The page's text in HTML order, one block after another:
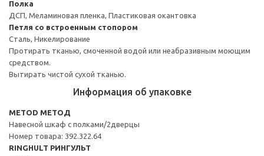
Полка
ДСП, Меламиновая пленка, Пластиковая окантовка
Петля со встроенным стопором
Сталь, Никелирование
Протирать тканью, смоченной водой или неабразивным моющим
средством.
Вытирать чистой сухой тканью.
Информация об упаковке
METOD МЕТОД
Навесной шкаф с полками/2дверцы
Номер товара: 392.322.64
RINGHULT РИНГУЛЬТ